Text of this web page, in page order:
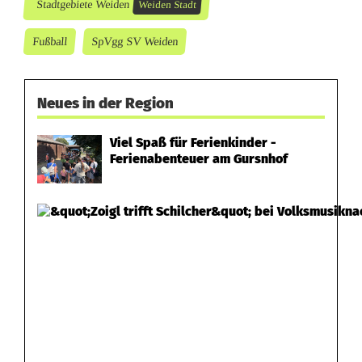
e
w
Stadtgebiete Weiden Weiden Stadt
Fußball SpVgg SV Weiden
Neues in der Region
Viel Spaß für Ferienkinder -
Ferienabenteuer am Gursnhof